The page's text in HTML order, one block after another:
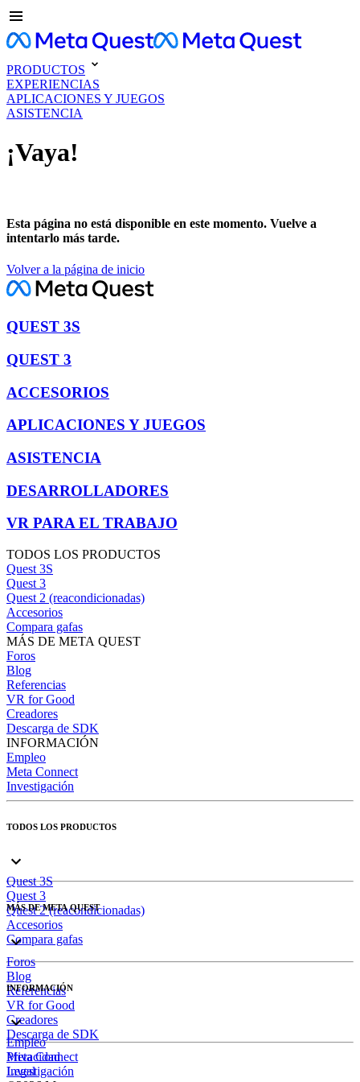
PRODUCTOS
EXPERIENCIAS
APLICACIONES Y JUEGOS
ASISTENCIA
¡Vaya!
Esta página no está disponible en este momento. Vuelve a
intentarlo más tarde.
Volver a la página de inicio
QUEST 3S
QUEST 3
ACCESORIOS
APLICACIONES Y JUEGOS
ASISTENCIA
DESARROLLADORES
VR PARA EL TRABAJO
TODOS LOS PRODUCTOS
Quest 3S
Quest 3
Quest 2 (reacondicionadas)
Accesorios
Compara gafas
MÁS DE META QUEST
Foros
Blog
Referencias
VR for Good
Creadores
Descarga de SDK
INFORMACIÓN
Empleo
Meta Connect
Investigación
TODOS LOS PRODUCTOS
Quest 3S
Quest 3
Quest 2 (reacondicionadas)
Accesorios
Compara gafas
MÁS DE META QUEST
Foros
Blog
Referencias
VR for Good
Creadores
Descarga de SDK
INFORMACIÓN
Empleo
Meta Connect
Investigación
Privacidad
Legal